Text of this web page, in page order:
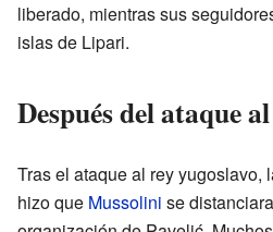
liberado, mientras sus
islas de Lipari.
Después del ataque
Tras el ataque al rey yugoslavo,
hizo que Mussolini se